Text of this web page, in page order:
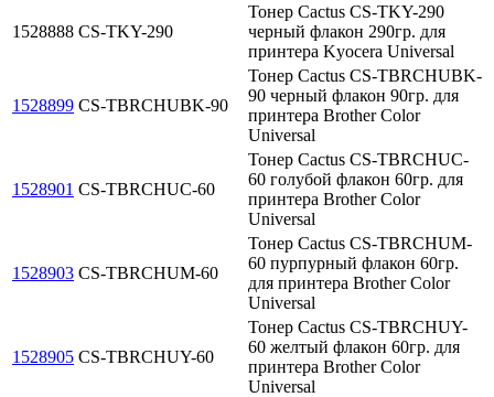
1528888 CS-TKY-290
Тонер Cactus CS-TKY-290
черный флакон 290гр. для
принтера Kyocera Universal
1528899 CS-TBRCHUBK-90
Тонер Cactus CS-TBRCHUBK-
90 черный флакон 90гр. для
принтера Brother Color
Universal
1528901 CS-TBRCHUC-60
Тонер Cactus CS-TBRCHUC-
60 голубой флакон 60гр. для
принтера Brother Color
Universal
1528903 CS-TBRCHUM-60
Тонер Cactus CS-TBRCHUM-
60 пурпурный флакон 60гр.
для принтера Brother Color
Universal
1528905 CS-TBRCHUY-60
Тонер Cactus CS-TBRCHUY-
60 желтый флакон 60гр. для
принтера Brother Color
Universal